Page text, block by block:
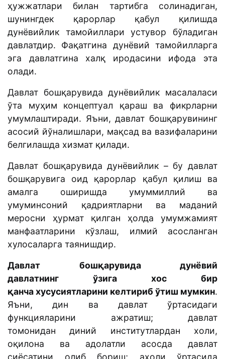
ҳужжатлари билан тартибга солинадиган,
шунингдек қарорлар қабул қилишда
дунёвийлик тамойиллари устувор бўладиган
давлатдир. Фақатгина дунёвий тамойилларга
эга давлатгина халқ иродасини ифода эта
олади.
Давлат бошқарувида дунёвийлик масалаласи
ўта муҳим концептуал қараш ва фикрларни
умумлаштиради. Яъни, давлат бошқарувининг
асосий йўналишлари, мақсад ва вазифаларини
белгилашда хизмат қилади.
Давлат бошқарувида дунёвийлик – бу давлат
бошқарувига оид қарорлар қабул қилиш ва
амалга оширишда умуммиллий ва
умуминсоний қадриятларни ва маданий
меросни ҳурмат қилган ҳолда умумжамият
манфаатларини кўзлаш, илмий асосланган
хулосаларга таянишдир.
Давлат бошқарувида дунёвий
давлатнинг ўзига хос бир
қанча хусусиятларини келтириб ўтиш мумкин.
Яъни, дин ва давлат ўртасидаги
функцияларини ажратиш; давлат
томонидан диний институтлардан холи,
оқилона ва адолатли асосда давлат
сиёсатини олиб бориш; аҳоли ўртасида